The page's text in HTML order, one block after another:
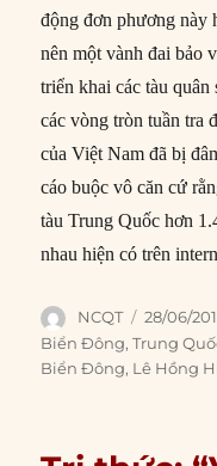
động đơn phương này
nên một vành đai bảo
triển khai các tàu quân
các vòng tròn tuần tra
của Việt Nam đã bị
cáo buộc vô căn cứ
tàu Trung Quốc hơn
nhau hiện có trên
Author
NCQT
Posted
on
28/06/
Biển Đông,Trung
Biển Đông, Lê Hồng